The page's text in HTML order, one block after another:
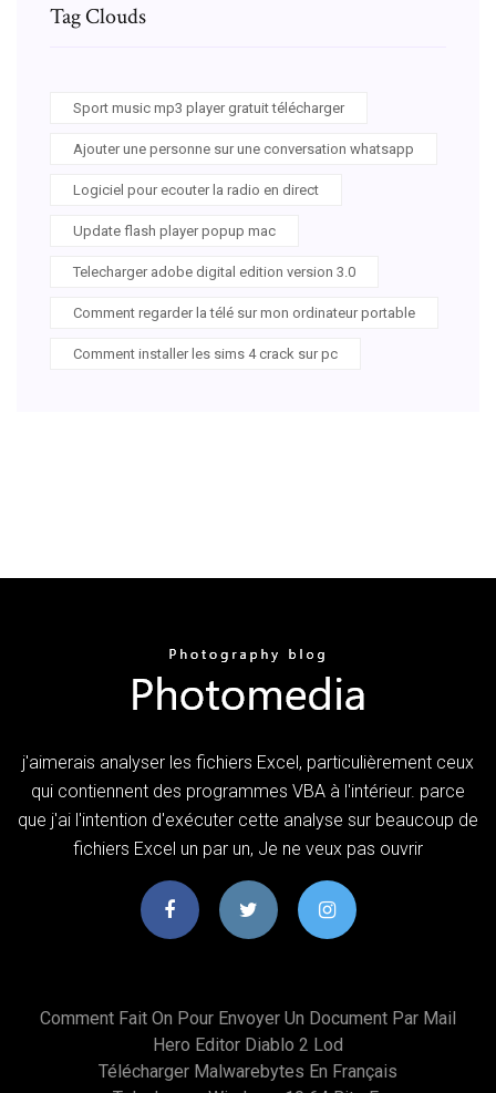
Tag Clouds
Sport music mp3 player gratuit télécharger
Ajouter une personne sur une conversation whatsapp
Logiciel pour ecouter la radio en direct
Update flash player popup mac
Telecharger adobe digital edition version 3.0
Comment regarder la télé sur mon ordinateur portable
Comment installer les sims 4 crack sur pc
j'aimerais analyser les fichiers Excel, particulièrement ceux
qui contiennent des programmes VBA à l'intérieur. parce
que j'ai l'intention d'exécuter cette analyse sur beaucoup de
fichiers Excel un par un, Je ne veux pas ouvrir
Comment Fait On Pour Envoyer Un Document Par Mail
Hero Editor Diablo 2 Lod
Télécharger Malwarebytes En Français